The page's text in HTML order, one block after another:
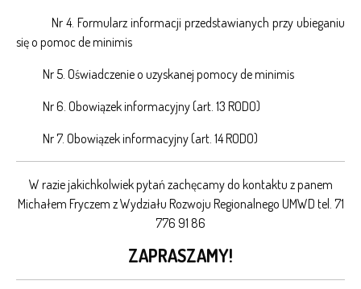
Nr 4. Formularz informacji przedstawianych przy ubieganiu
się o pomoc de minimis
Nr 5. Oświadczenie o uzyskanej pomocy de minimis
Nr 6. Obowiązek informacyjny (art. 13 RODO)
Nr 7. Obowiązek informacyjny (art. 14 RODO)
W razie jakichkolwiek pytań zachęcamy do kontaktu z panem
Michałem Fryczem z Wydziału Rozwoju Regionalnego UMWD tel. 71
776 91 86
ZAPRASZAMY!